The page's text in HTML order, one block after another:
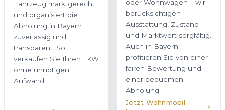
Aufwand.
Jetzt LKW bewerten
fairen Bewertung und
einer bequemen
Abholung.
Jetzt Wohnmobil
bewerten